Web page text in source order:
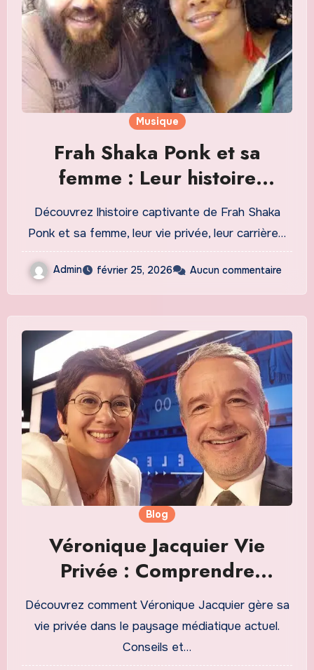
Musique
Frah Shaka Ponk et sa
femme : Leur histoire
fascinante et leur vie privée
révélée
Découvrez lhistoire captivante de Frah Shaka
Ponk et sa femme, leur vie privée, leur carrière…
Admin février 25, 2026 Aucun commentaire
Blog
Véronique Jacquier Vie
Privée : Comprendre
lÉquilibre entre Médias et
Intimité
Découvrez comment Véronique Jacquier gère sa
vie privée dans le paysage médiatique actuel.
Conseils et…